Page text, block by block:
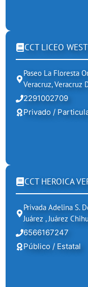
CCT LICEO
Paseo La Floresta
Veracruz, Veracruz
2291002709
Privado /
CCT HEROICA
Privada Adelina S.
Juárez , Juárez
6566167247
Público / Estatal